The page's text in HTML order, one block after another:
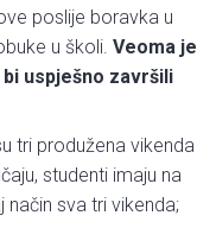
poslije boravka u
u školi. Veoma je
uspješno završili
tri produžena vikenda
studenti imaju na
sva tri vikenda;